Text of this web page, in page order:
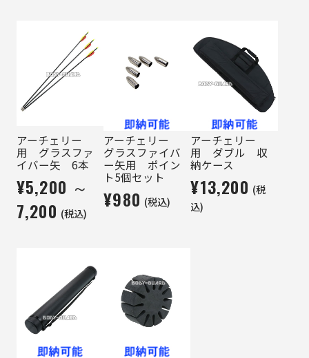
アーチェリー
用 グラスファ
イバー矢 6本
¥5,200 ～
7,200 (税込)
アーチェリー
グラスファイバ
ー矢用 ポイン
ト5個セット
¥980 (税込)
アーチェリー
用 ダブル 収
納ケース
¥13,200 (税
込)